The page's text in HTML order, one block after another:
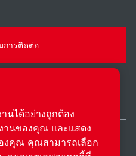
การติดต่อ
/ TH
นได้อย่างถูกต้อง
านของคุณ และแสดง
งคุณ คุณสามารถเลือก